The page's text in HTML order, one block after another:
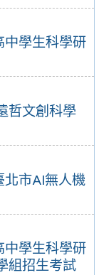
學生科學研
哲文創科學
北市AI無人機
學生科學研
組招生考試